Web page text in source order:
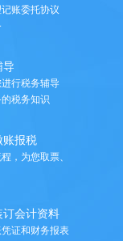
账委托协议
导
行税务辅导
税务知识
账报税
，为您取票、
订会计资料
证和财务报表